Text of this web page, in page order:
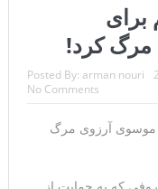
را فلج کرد/آمریکا:
در برابر حکومت
برای
کرد!
Posted By: arman nouri
No Comments
موسوی آرزوی مرگ